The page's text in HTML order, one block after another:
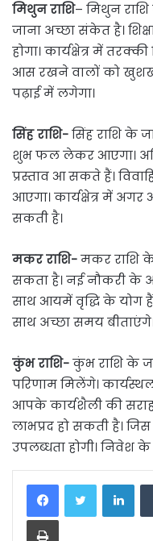
मिथुन राशि– मिथुन
जाना अच्छा संकेत है।
होगा। कार्यक्षेत्र में
आस रखने वालों को
पढ़ाई में लगेगा।
सिंह राशि-सिंह राशि के
शुभ फल लेकर आएगा।
प्रस्ताव आ सकते हैं।
आएगा। कार्यक्षेत्र में
सकती है।
मकर राशि-मकर राशि
सकता है। नई नौकरी के
साथ आयमें वृद्धि के योग
साथ अच्छा समय
कुंभ राशि-कुंभ राशि के
परिणाम मिलेंगे।
आपके कार्यशैली की
लाभप्रद हो सकती है।
उपलब्धता होगी।
Print